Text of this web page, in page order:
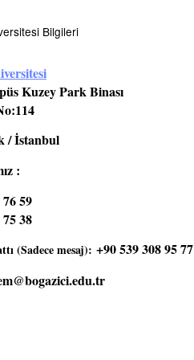
Bilgileri
Kuzey Park Binası
/ İstanbul
:
59
38
(Sadece mesaj): +90 539 308 95 77